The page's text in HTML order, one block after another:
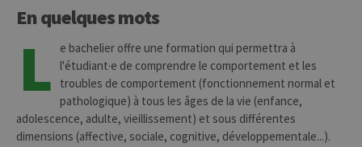
En quelques mots
L
e bachelier offre une formation qui permettra à
l'étudiant·e de comprendre le comportement et les
troubles de comportement (fonctionnement normal et
pathologique) à tous les âges de la vie (enfance,
adolescence, adulte, vieillissement) et sous différentes
dimensions (affective, sociale, cognitive, développementale...).